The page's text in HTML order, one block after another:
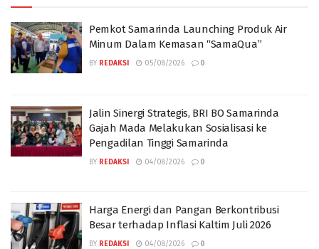
Pemkot Samarinda Launching Produk Air
Minum Dalam Kemasan “SamaQua”
BY REDAKSI 05/08/2026 0
Jalin Sinergi Strategis, BRI BO Samarinda
Gajah Mada Melakukan Sosialisasi ke
Pengadilan Tinggi Samarinda
BY REDAKSI 04/08/2026 0
Harga Energi dan Pangan Berkontribusi
Besar terhadap Inflasi Kaltim Juli 2026
BY REDAKSI 04/08/2026 0